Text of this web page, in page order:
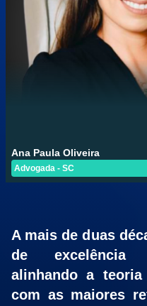
Ana Paula Oliveira
Advogada - SC
A mais de duas
de excelência
alinhando a
com as maiores